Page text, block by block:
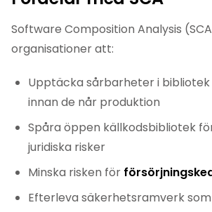
Software Composition Analysis
organisationer att:
Upptäcka sårbarheter i bibliotek
innan de når produktion
Spåra öppen källkodsbibliotek
juridiska risker
Minska risken för
Efterleva säkerhetsramverk som